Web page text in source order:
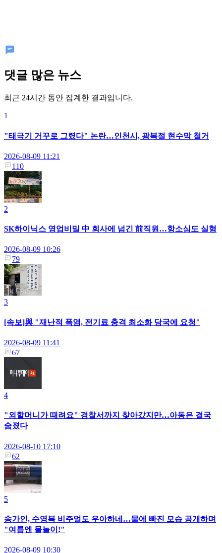
댓글 많은 뉴스
최근 24시간 동안 집계한 결과입니다.
1
"태극기 거꾸로 그렸다" 논란…인천시, 광복절 현수막 철거
2026-08-09 11:21
110
2
SK하이닉스 영업비밀 中 회사에 넘긴 前직원…항소심도 실형
2026-08-09 10:26
79
3
[속보]與 "재난적 폭염, 전기료 충격 최소화 당국에 요청"
2026-08-09 11:41
67
4
"외할머니가 때려요" 경찰서까지 찾아갔지만…아동은 결국
숨졌다
2026-08-10 17:10
62
5
송가인, 수영복 비주얼도 우아하네…물에 빠진 모습 공개하며
"여름엔 물놀이!"
2026-08-09 10:30